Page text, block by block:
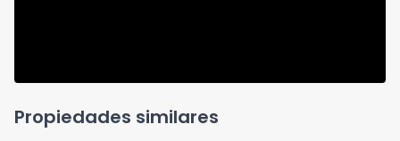
Propiedades similares